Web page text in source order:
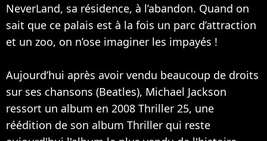
NeverLand, sa résidence, à l’abandon. Quand on
sait que ce palais est à la fois un parc d’attraction
et un zoo, on n’ose imaginer les impayés !
Aujourd’hui après avoir vendu beaucoup de droits
sur ses chansons (Beatles), Michael Jackson
ressort un album en 2008 Thriller 25, une
réédition de son album Thriller qui reste